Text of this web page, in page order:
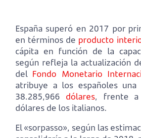
España superó en 2017 por
en términos de producto
cápita en función de la
según refleja la actualización
del Fondo Monetario
atribuye a los españoles una
38.285,966 dólares, frente a
dólares de los italianos.
El «sorpasso», según las